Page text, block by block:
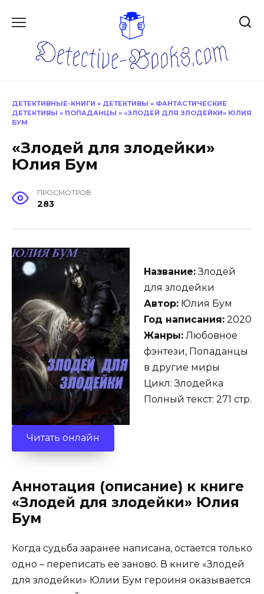
ДЕТЕКТИВНЫЕ-КНИГИ » ДЕТЕКТИВЫ » ФАНТАСТИЧЕСКИЕ
ДЕТЕКТИВЫ » ПОПАДАНЦЫ » «ЗЛОДЕЙ ДЛЯ ЗЛОДЕЙКИ» ЮЛИЯ
БУМ
«Злодей для злодейки»
Юлия Бум
ПРОСМОТРОВ
283
Название:Злодей
для злодейки
Автор: Юлия Бум
Год написания: 2020
Жанры: Любовное
фэнтези, Попаданцы
в другие миры
Цикл: Злодейка
Полный текст: 271 стр.
Читать онлайн
Аннотация (описание) к книге
«Злодей для злодейки» Юлия
Бум
Когда судьба заранее написана, остается только
одно – переписать ее заново. В книге «Злодей
для злодейки» Юлии Бум героиня оказывается